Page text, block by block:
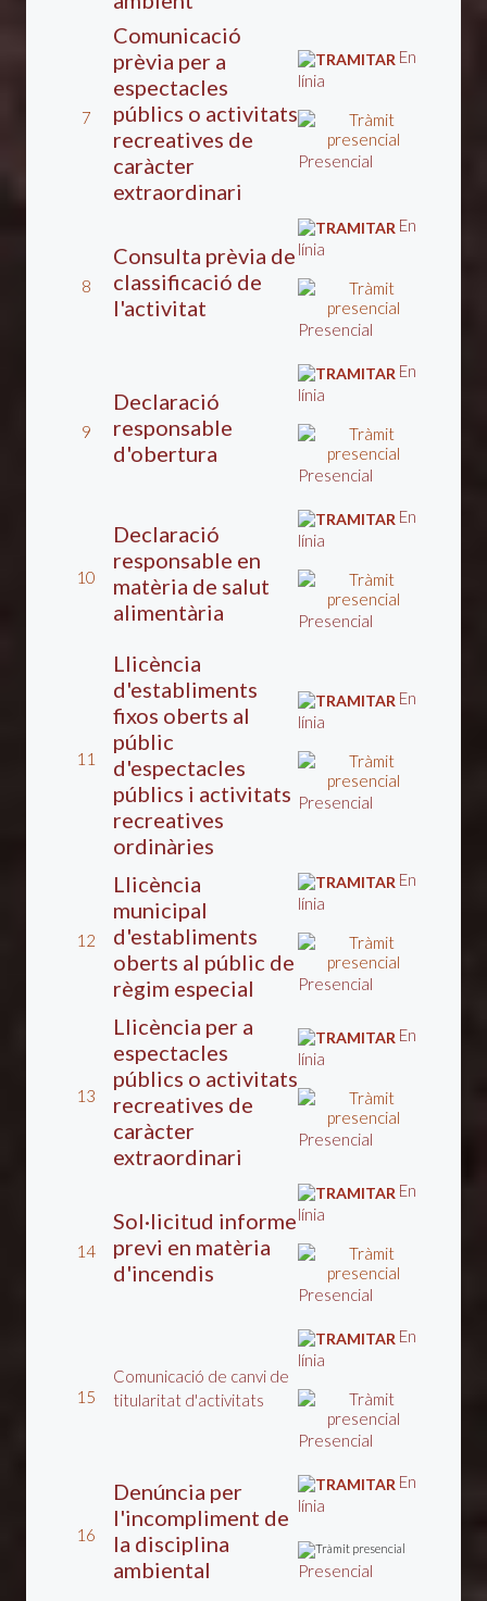
7
Comunicació
prèvia per a
espectacles
públics o activitats
recreatives de
caràcter
extraordinari
En
línia
Presencial
8
Consulta prèvia de
classificació de
l'activitat
En
línia
Presencial
9
Declaració
responsable
d'obertura
En
línia
Presencial
10
Declaració
responsable en
matèria de salut
alimentària
En
línia
Presencial
11
Llicència
d'establiments
fixos oberts al
públic
d'espectacles
públics i activitats
recreatives
ordinàries
En
línia
Presencial
12
Llicència
municipal
d'establiments
oberts al públic de
règim especial
En
línia
Presencial
13
Llicència per a
espectacles
públics o activitats
recreatives de
caràcter
extraordinari
En
línia
Presencial
14
Sol·licitud informe
previ en matèria
d'incendis
En
línia
Presencial
15
Comunicació de canvi de
titularitat d'activitats
En
línia
Presencial
16
Denúncia per
l'incompliment de
la disciplina
ambiental
En
línia
Presencial